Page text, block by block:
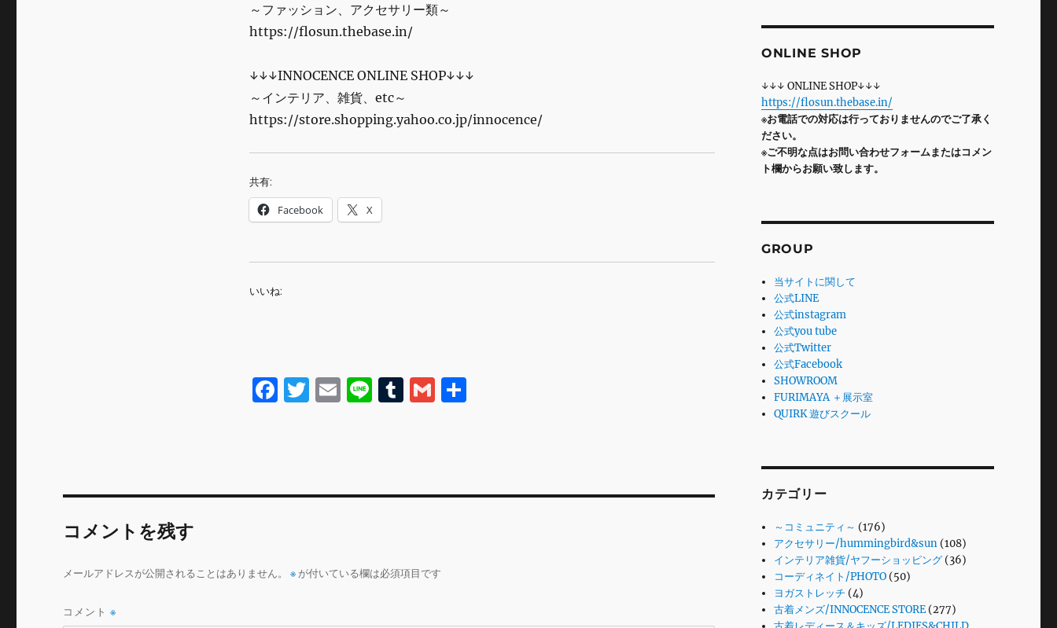
～ファッション、アクセサリー類～
https://flosun.thebase.in/
↓↓↓INNOCENCE ONLINE SHOP↓↓↓
～インテリア、雑貨、etc～
https://store.shopping.yahoo.co.jp/innocence/
共有:
Facebook X
いいね:
F
b
k
T
r
E Li T
r
G 共
コメントを残す
メールアドレスが公開されることはありません。 ※ が付いている欄は必須項目です
コメント※
ONLINE SHOP
↓↓↓ ONLINE SHOP↓↓↓
https://flosun.thebase.in/
※お電話での対応は行っておりませんのでご了承く
ださい。
※ご不明な点はお問い合わせフォームまたはコメン
ト欄からお願い致します。
GROUP
当サイトに関して
公式LINE
公式instagram
公式you tube
公式Twitter
公式Facebook
SHOWROOM
FURIMAYA ＋展示室
QUIRK 遊びスクール
カテゴリー
～コミュニティ～ (176)
アクセサリー/hummingbird&sun (108)
インテリア雑貨/ヤフーショッピング (36)
コーディネイト/PHOTO (50)
ヨガストレッチ (4)
古着メンズ/INNOCENCE STORE (277)